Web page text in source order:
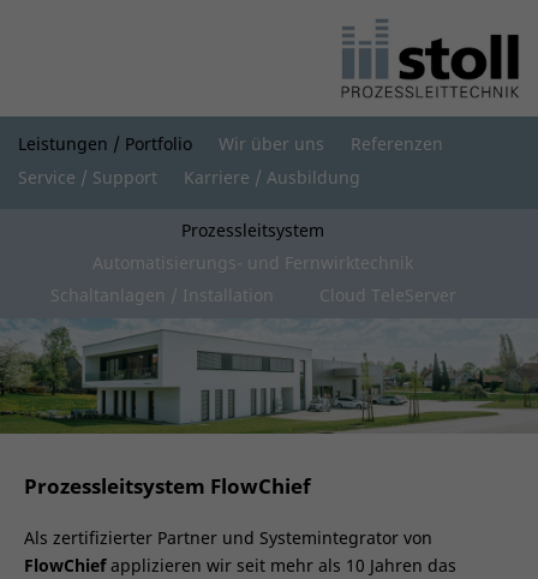
Leistungen / Portfolio Wir über uns
Referenzen
Service / Support
Karriere / Ausbildung
Prozessleitsystem
Automatisierungs- und Fernwirktechnik
Schaltanlagen / Installation
Cloud TeleServer
Prozessleitsystem FlowChief
Als zertifizierter Partner und Systemintegrator von
FlowChiefapplizieren wir seit mehr als 10 Jahren das